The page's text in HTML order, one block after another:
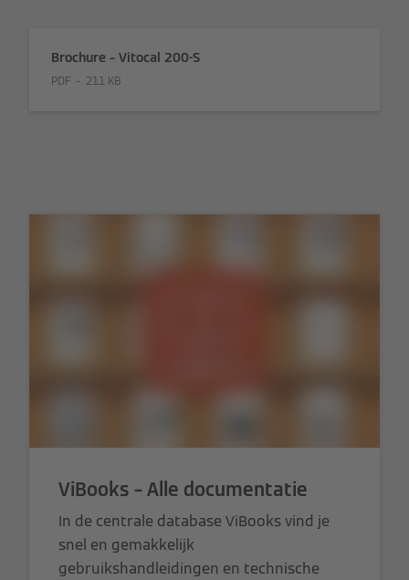
Brochure – Vitocal 200-S
PDF 211 KB
ViBooks – Alle documentatie
In de centrale database ViBooks vind je
snel en gemakkelijk
gebruikshandleidingen en technische